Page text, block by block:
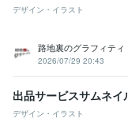
デザイン・イラスト
路地裏のグラフィティ
2026/07/29 20:43
出品サービスサムネイ
デザイン・イラスト